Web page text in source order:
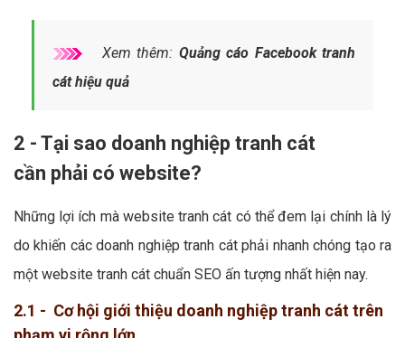
Xem thêm: Quảng cáo Facebook tranh
cát hiệu quả
2 - Tại sao doanh nghiệp tranh cát
cần phải có website?
Những lợi ích mà website tranh cát có thể đem lại chính là lý
do khiến các doanh nghiệp tranh cát phải nhanh chóng tạo ra
một website tranh cát chuẩn SEO ấn tượng nhất hiện nay.
2.1 - Cơ hội giới thiệu doanh nghiệp tranh cát trên